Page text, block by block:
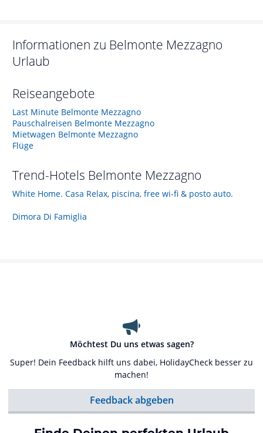
Informationen zu Belmonte Mezzagno
Urlaub
Reiseangebote
Last Minute Belmonte Mezzagno
Pauschalreisen Belmonte Mezzagno
Mietwagen Belmonte Mezzagno
Flüge
Trend-Hotels Belmonte Mezzagno
White Home. Casa Relax, piscina, free wi-fi & posto auto.
Dimora Di Famiglia
Möchtest Du uns etwas sagen?
Super! Dein Feedback hilft uns dabei, HolidayCheck besser zu
machen!
Feedback abgeben